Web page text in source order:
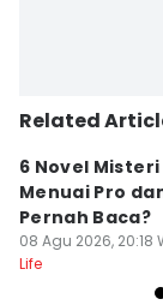
Related
6 Novel
Menuai Pro
Pernah Baca?
08 Agu 2026, 20:18
Life